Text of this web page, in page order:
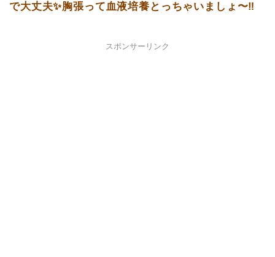
で大丈夫✨胸張って血液培養とっちゃいましょ〜‼️
スポンサーリンク